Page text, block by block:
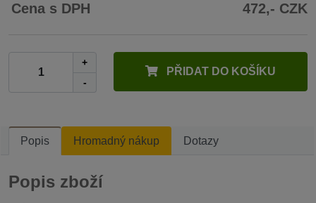
Cena s DPH 472,- CZK
+
-
PŘIDAT DO KOŠÍKU
Popis Hromadný nákup Dotazy
Popis zboží